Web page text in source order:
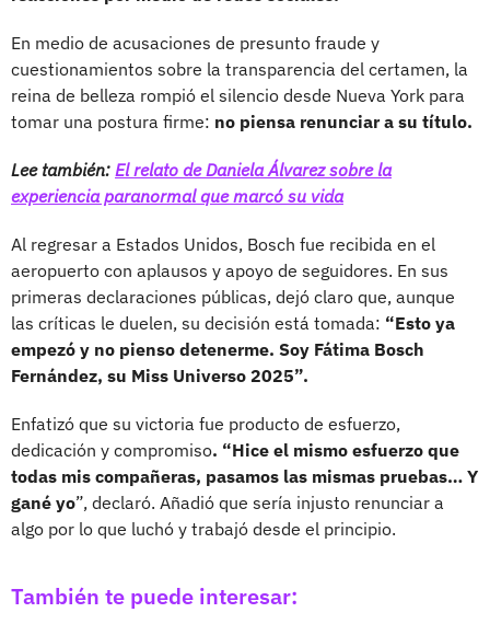
En medio de acusaciones de presunto fraude y
cuestionamientos sobre la transparencia del certamen, la
reina de belleza rompió el silencio desde Nueva York para
tomar una postura firme: no piensa renunciar a su título.
Lee también: El relato de Daniela Álvarez sobre la
experiencia paranormal que marcó su vida
Al regresar a Estados Unidos, Bosch fue recibida en el
aeropuerto con aplausos y apoyo de seguidores. En sus
primeras declaraciones públicas, dejó claro que, aunque
las críticas le duelen, su decisión está tomada: “Esto ya
empezó y no pienso detenerme. Soy Fátima Bosch
Fernández, su Miss Universo 2025”.
Enfatizó que su victoria fue producto de esfuerzo,
dedicación y compromiso. “Hice el mismo esfuerzo que
todas mis compañeras, pasamos las mismas pruebas… Y
gané yo”, declaró. Añadió que sería injusto renunciar a
algo por lo que luchó y trabajó desde el principio.
También te puede interesar: